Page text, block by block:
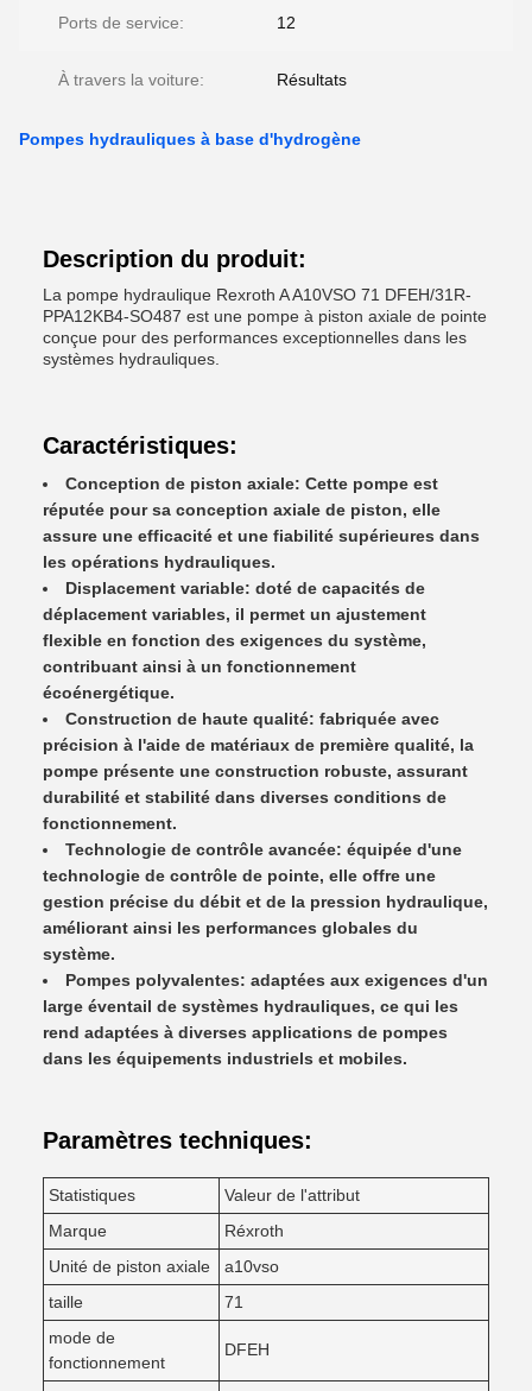
Ports de service: 12
À travers la voiture: Résultats
Pompes hydrauliques à base d'hydrogène
Description du produit:
La pompe hydraulique Rexroth A A10VSO 71 DFEH/31R-
PPA12KB4-SO487 est une pompe à piston axiale de pointe
conçue pour des performances exceptionnelles dans les
systèmes hydrauliques.
Caractéristiques:
Conception de piston axiale: Cette pompe est
réputée pour sa conception axiale de piston, elle
assure une efficacité et une fiabilité supérieures dans
les opérations hydrauliques.
Displacement variable: doté de capacités de
déplacement variables, il permet un ajustement
flexible en fonction des exigences du système,
contribuant ainsi à un fonctionnement
écoénergétique.
Construction de haute qualité: fabriquée avec
précision à l'aide de matériaux de première qualité, la
pompe présente une construction robuste, assurant
durabilité et stabilité dans diverses conditions de
fonctionnement.
Technologie de contrôle avancée: équipée d'une
technologie de contrôle de pointe, elle offre une
gestion précise du débit et de la pression hydraulique,
améliorant ainsi les performances globales du
système.
Pompes polyvalentes: adaptées aux exigences d'un
large éventail de systèmes hydrauliques, ce qui les
rend adaptées à diverses applications de pompes
dans les équipements industriels et mobiles.
Paramètres techniques:
Statistiques
Valeur de l'attribut
Marque
Réxroth
Unité de piston axiale
a10vso
taille
71
mode de
fonctionnement
DFEH